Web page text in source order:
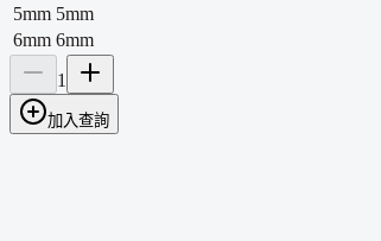
5mm 5mm
6mm 6mm
1
加入查詢